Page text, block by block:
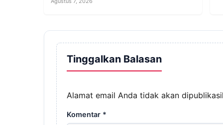
Tinggalkan Balasan
Alamat email Anda tidak akan
Komentar *